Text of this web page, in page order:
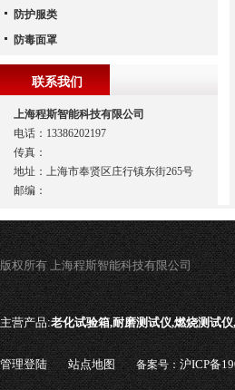
防护服类
防毒面罩
联系我们
上海程斯智能科技有限公司
电话：13386202197
传真：
地址：上海市奉贤区庄行镇东街265号
邮编：
版权所有 上海程斯智能科技有限公司
主营产品:老化试验箱,耐磨测试仪,燃烧测试
管理登陆 站点地图 备案号：沪ICP备